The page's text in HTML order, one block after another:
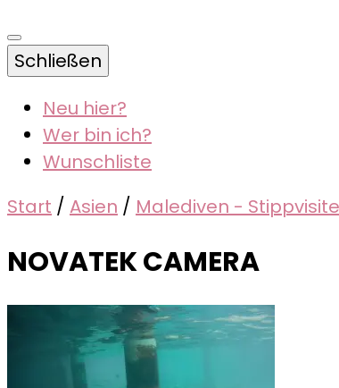
Schließen
Neu hier?
Wer bin ich?
Wunschliste
Start / Asien / Malediven -
NOVATEK CAMERA